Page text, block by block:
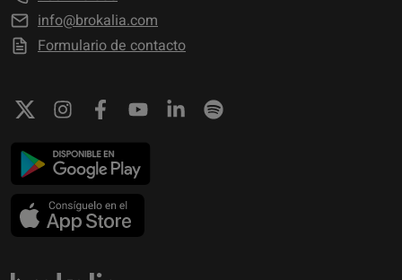
info@brokalia.com
Formulario de contacto